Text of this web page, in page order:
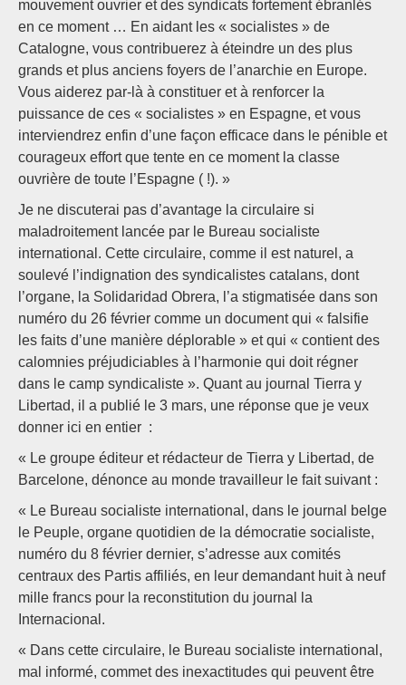
mouvement ouvrier et des syndicats fortement ébranlés
en ce moment … En aidant les « socialistes » de
Catalogne, vous contribuerez à éteindre un des plus
grands et plus anciens foyers de l’anarchie en Europe.
Vous aiderez par-là à constituer et à renforcer la
puissance de ces « socialistes » en Espagne, et vous
interviendrez enfin d’une façon efficace dans le pénible et
courageux effort que tente en ce moment la classe
ouvrière de toute l’Espagne ( !). »
Je ne discuterai pas d’avantage la circulaire si
maladroitement lancée par le Bureau socialiste
international. Cette circulaire, comme il est naturel, a
soulevé l’indignation des syndicalistes catalans, dont
l’organe, la Solidaridad Obrera, l’a stigmatisée dans son
numéro du 26 février comme un document qui « falsifie
les faits d’une manière déplorable » et qui « contient des
calomnies préjudiciables à l’harmonie qui doit régner
dans le camp syndicaliste ». Quant au journal Tierra y
Libertad, il a publié le 3 mars, une réponse que je veux
donner ici en entier :
« Le groupe éditeur et rédacteur de Tierra y Libertad, de
Barcelone, dénonce au monde travailleur le fait suivant :
« Le Bureau socialiste international, dans le journal belge
le Peuple, organe quotidien de la démocratie socialiste,
numéro du 8 février dernier, s’adresse aux comités
centraux des Partis affiliés, en leur demandant huit à neuf
mille francs pour la reconstitution du journal la
Internacional.
« Dans cette circulaire, le Bureau socialiste international,
mal informé, commet des inexactitudes qui peuvent être